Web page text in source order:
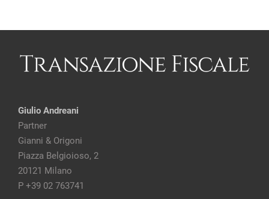
Giulio Andreani
Partner
Gianni & Origoni
Piazza Belgioioso, 2
20121 Milano
P +39 02 763741